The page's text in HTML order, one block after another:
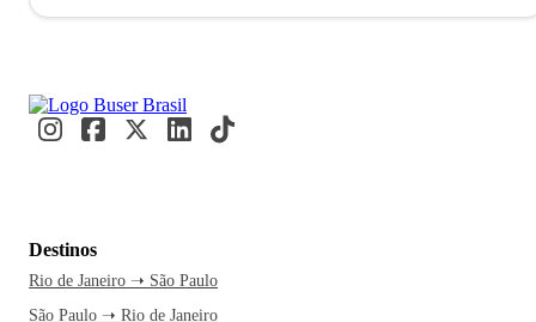
Localizada às margens da BR-153 (Rodovia Belém-
ganhou notoriedade no Norte do Brasil, despontando como
referência para quem quer investir e ter qualidade de vida.
Destinos
Rio de Janeiro ➝ São Paulo
São Paulo ➝ Rio de Janeiro